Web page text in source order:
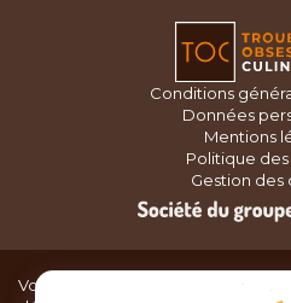
Conditions
Données
Mentions
Politique
Gestion des
Vous recherchez du matériel de